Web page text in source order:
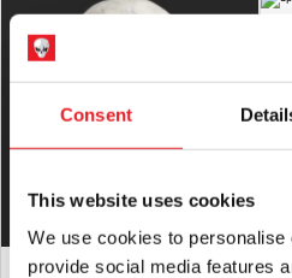
Consent
This website uses cookies
We use cookies to personalise
provide social media features
Latex-Warnung:Kann Latex
Fällen bei latexempfindlichen
Reaktion hervorrufen kann.
unbenutztem Zustand mit
Alle Anhänger angebracht.
"Boogeyman" Silikon-Halbmaske
IN